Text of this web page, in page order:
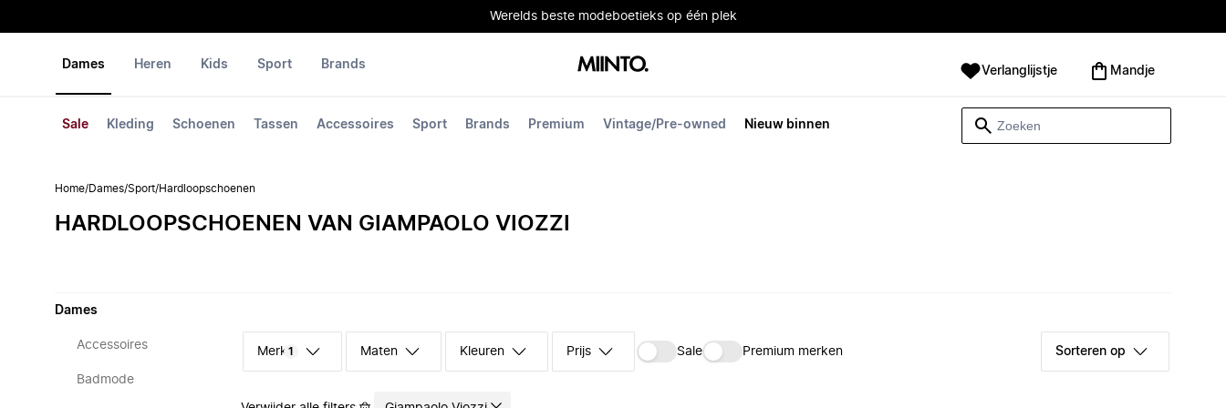
Werelds beste modeboetieks op één plek
Dames
Sale Kleding Schoenen Tassen Accessoires Sport Brands Premium Vintage/Pre-owned Nieuw binnen
Heren Kids Sport Brands Verlanglijstje Mandje
Home/Dames/Sport/Hardloopschoenen
HARDLOOPSCHOENEN VAN GIAMPAOLO VIOZZI
Dames
Accessoires
Badmode
Merk 1 Maten Kleuren Prijs Sale Premium merken Sorteren op